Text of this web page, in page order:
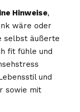
Hinweise,
wäre oder
selbst äußerte
fit fühle und
und
sowie mit